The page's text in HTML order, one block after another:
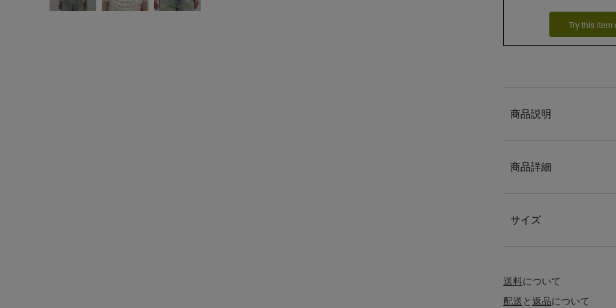
Try this item
商品説明
商品詳細
サイズ
送料について
配送と返品について